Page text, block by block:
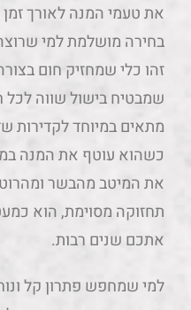
את טעמי המנה לאורך זמן
בחירה מושלמת למי
זהו כלי שמחזיק חום
שמבטיח בישול שווה לכל
מתאים במיוחד לקדירות
כשהוא עוטף את המנה
את המיטב מהבשר
תחזוקה מסוימת, הוא
אתכם שנים רבות.
למי שמחפש פתרון קל